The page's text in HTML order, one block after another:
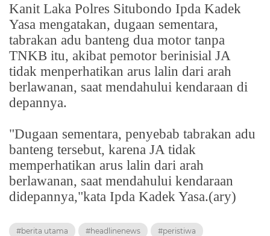
Kanit Laka Polres Situbondo Ipda Kadek
Yasa mengatakan, dugaan sementara,
tabrakan adu banteng dua motor tanpa
TNKB itu, akibat pemotor berinisial JA
tidak menperhatikan arus lalin dari arah
berlawanan, saat mendahului kendaraan di
depannya.
"Dugaan sementara, penyebab tabrakan adu
banteng tersebut, karena JA tidak
memperhatikan arus lalin dari arah
berlawanan, saat mendahului kendaraan
didepannya,"kata Ipda Kadek Yasa.(ary)
#berita utama #headlinenews #peristiwa